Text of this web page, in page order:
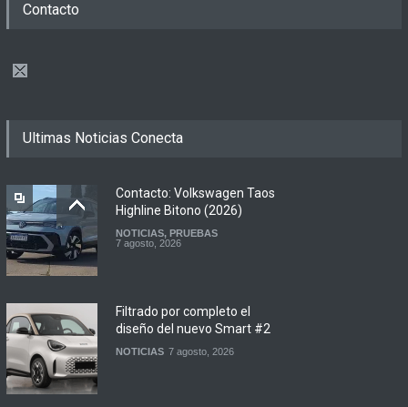
Contacto
Ultimas Noticias Conecta
Contacto: Volkswagen Taos
Highline Bitono (2026)
NOTICIAS, PRUEBAS
7 agosto, 2026
Filtrado por completo el
diseño del nuevo Smart #2
NOTICIAS 7 agosto, 2026